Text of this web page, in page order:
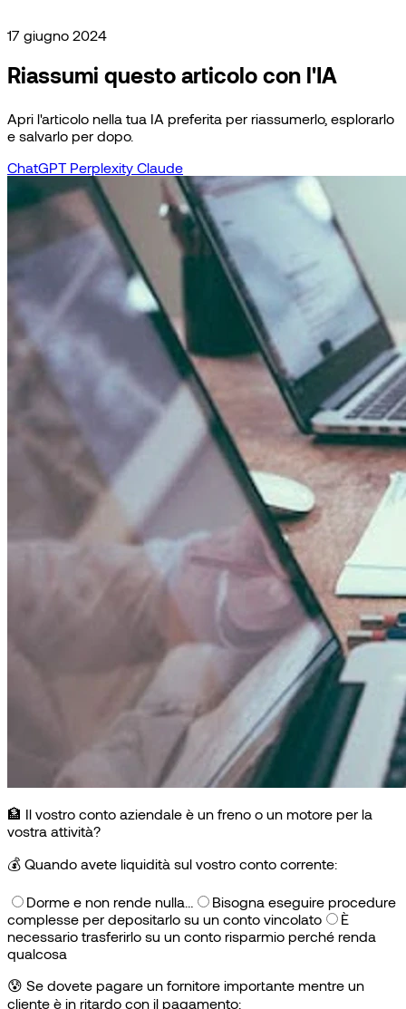
17 giugno 2024
Riassumi questo articolo con l'IA
Apri l'articolo nella tua IA preferita per riassumerlo, esplorarlo
e salvarlo per dopo.
ChatGPT Perplexity Claude
🏦 Il vostro conto aziendale è un freno o un motore per la
vostra attività?
💰 Quando avete liquidità sul vostro conto corrente:
Dorme e non rende nulla…
Bisogna eseguire procedure
complesse per depositarlo su un conto vincolato
È
necessario trasferirlo su un conto risparmio perché renda
qualcosa
😰 Se dovete pagare un fornitore importante mentre un
cliente è in ritardo con il pagamento: